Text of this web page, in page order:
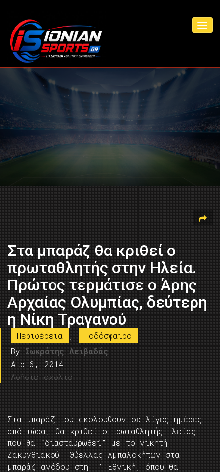
Στα μπαράζ θα κριθεί ο
πρωταθλητής στην Ηλεία.
Πρώτος τερμάτισε ο Άρης
Αρχαίας Ολυμπίας, δεύτερη
η Νίκη Τραγανού
Περιφέρεια ,
Ποδόσφαιρο
By Σωκράτης Λειβαδάς
Απρ 6, 2014
Αφήστε σχόλιο
Στα μπαράζ που ακολουθούν σε λίγες ημέρες
από τώρα, θα κριθεί ο πρωταθλητής Ηλείας
που θα “διασταυρωθεί” με το νικητή
Ζακυνθιακού- Θύελλας Αμπαλοκήπων στα
μπαράζ ανόδου στη Γ’ Εθνική, όπου θα